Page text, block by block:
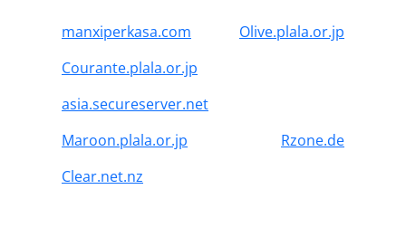
manxiperkasa.com
Olive.plala.or.jp
Courante.plala.or.jp
asia.secureserver.net
Maroon.plala.or.jp
Rzone.de
Clear.net.nz